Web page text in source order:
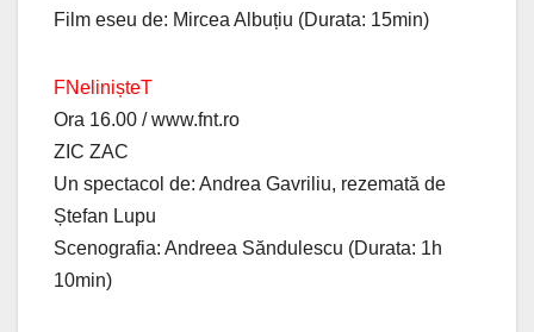
Film eseu de: Mircea Albuțiu (Durata: 15min)
FNelinișteT
Ora 16.00 / www.fnt.ro
ZIC ZAC
Un spectacol de: Andrea Gavriliu, rezemată de
Ștefan Lupu
Scenografia: Andreea Săndulescu (Durata: 1h
10min)